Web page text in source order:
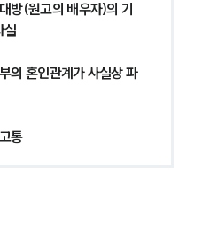
방(원고의 배우자)의 기
실
의 혼인관계가 사실상 파
통